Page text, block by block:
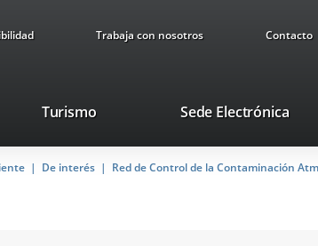
Trabaja con nosotros Contacto
TurismoEste
se
abrirá
Sede Electrónica
una
De interés
Red de Control de la Contaminación